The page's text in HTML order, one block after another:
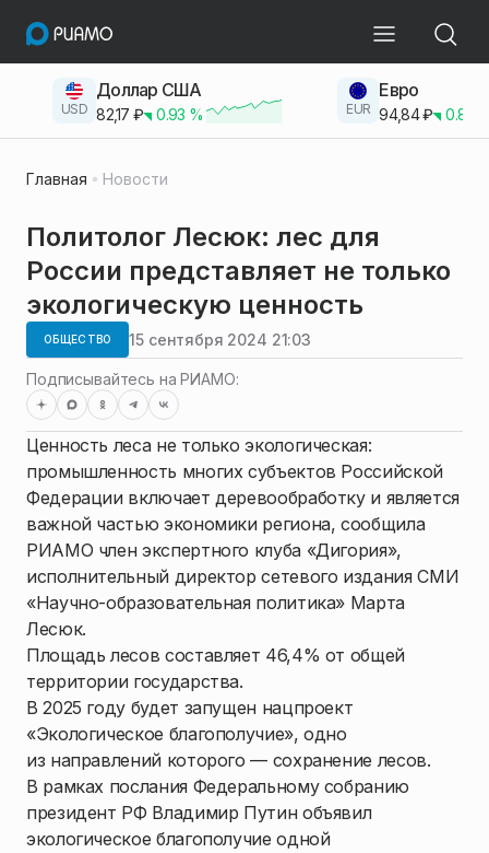
USD
Доллар США
82,17 ₽ 0.93 % EUR
Евро
94,84₽ 0.83
Главная Новости
Политолог Лесюк: лес для
России представляет не только
экологическую ценность
ОБЩЕСТВО 15 сентября 2024 21:03
Подписывайтесь на РИАМО:
Ценность леса не только экологическая:
промышленность многих субъектов Российской
Федерации включает деревообработку и является
важной частью экономики региона, сообщила
РИАМО член экспертного клуба «Дигория»,
исполнительный директор сетевого издания СМИ
«Научно-образовательная политика» Марта
Лесюк.
Площадь лесов составляет 46,4% от общей
территории государства.
В 2025 году будет запущен нацпроект
«Экологическое благополучие», одно
из направлений которого — сохранение лесов.
В рамках послания Федеральному собранию
президент РФ Владимир Путин объявил
экологическое благополучие одной